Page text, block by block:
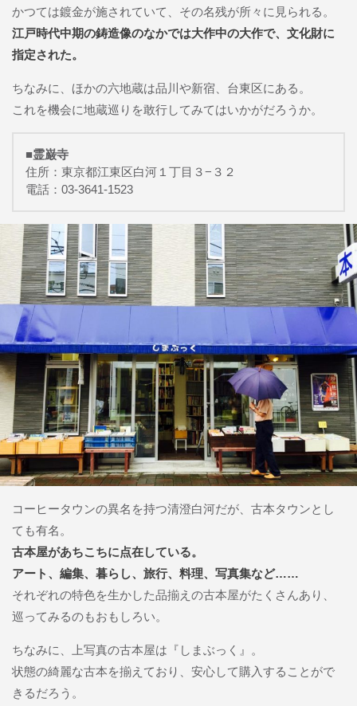
かつては鍍金が施されていて、その名残が所々に見られる。
江戸時代中期の鋳造像のなかでは大作中の大作で、文化財に
指定された。
ちなみに、ほかの六地蔵は品川や新宿、台東区にある。
これを機会に地蔵巡りを敢行してみてはいかがだろうか。
■霊巌寺
住所：東京都江東区白河１丁目３−３２
電話：03-3641-1523
コーヒータウンの異名を持つ清澄白河だが、古本タウンとし
ても有名。
古本屋があちこちに点在している。
アート、編集、暮らし、旅行、料理、写真集など……
それぞれの特色を生かした品揃えの古本屋がたくさんあり、
巡ってみるのもおもしろい。
ちなみに、上写真の古本屋は『しまぶっく』。
状態の綺麗な古本を揃えており、安心して購入することがで
きるだろう。